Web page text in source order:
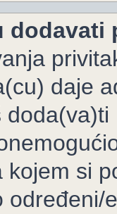
dodavati
daje
si
određeni/